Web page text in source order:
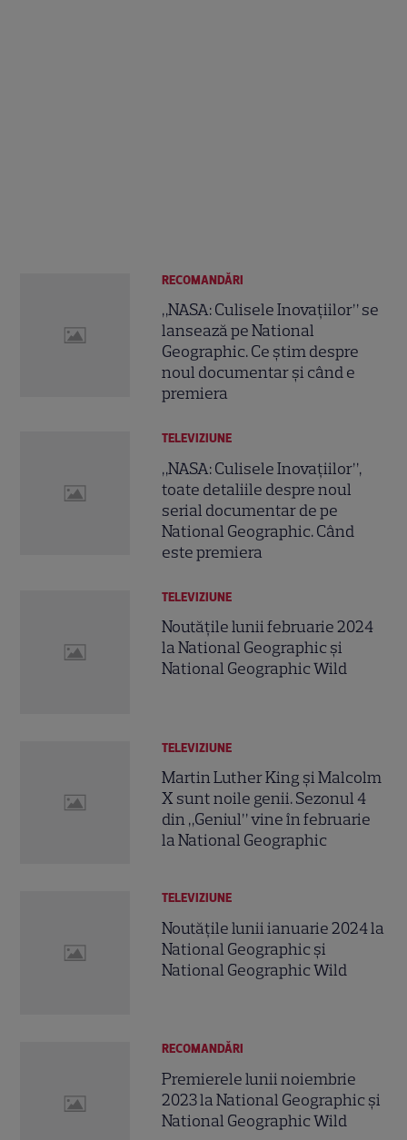
RECOMANDĂRI
„NASA: Culisele Inovațiilor” se
lansează pe National
Geographic. Ce știm despre
noul documentar și când e
premiera
TELEVIZIUNE
„NASA: Culisele Inovațiilor”,
toate detaliile despre noul
serial documentar de pe
National Geographic. Când
este premiera
TELEVIZIUNE
Noutățile lunii februarie 2024
la National Geographic și
National Geographic Wild
TELEVIZIUNE
Martin Luther King și Malcolm
X sunt noile genii. Sezonul 4
din „Geniul” vine în februarie
la National Geographic
TELEVIZIUNE
Noutățile lunii ianuarie 2024 la
National Geographic și
National Geographic Wild
RECOMANDĂRI
Premierele lunii noiembrie
2023 la National Geographic și
National Geographic Wild